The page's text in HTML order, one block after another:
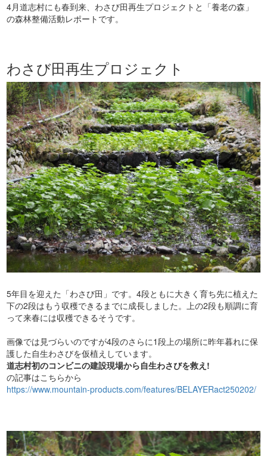
4月道志村にも春到来、わさび田再生プロジェクトと「養老の森」
の森林整備活動レポートです。
わさび田再生プロジェクト
5年目を迎えた「わさび田」です。4段ともに大きく育ち先に植えた
下の2段はもう収穫できるまでに成長しました。上の2段も順調に育
って来春には収穫できるそうです。
画像では見づらいのですが4段のさらに1段上の場所に昨年暮れに保
護した自生わさびを仮植えしています。
道志村初のコンビニの建設現場から自生わさびを救え!
の記事はこちらから
https://www.mountain-products.com/features/BELAYERact250202/